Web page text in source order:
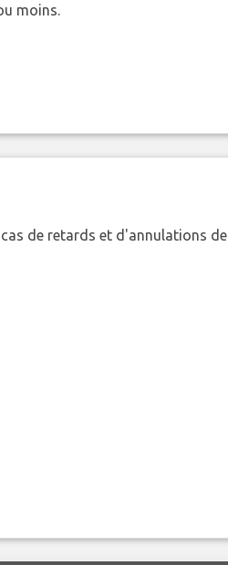
moins.
de retards et d'annulations de